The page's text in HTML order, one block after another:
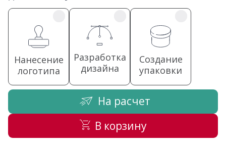
Нанесение
логотипа
Разработка
дизайна
Создание
упаковки
На расчет
В корзину